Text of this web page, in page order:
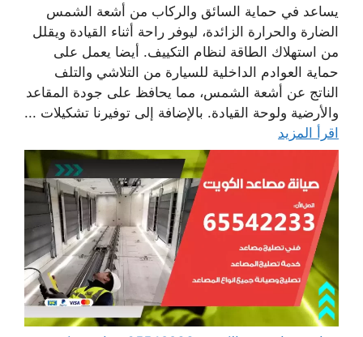
يساعد في حماية السائق والركاب من أشعة الشمس
الضارة والحرارة الزائدة، ليوفر راحة أثناء القيادة ويقلل
من استهلاك الطاقة لنظام التكييف. أيضا يعمل على
حماية العوادم الداخلية للسيارة من التلاشي والتلف
الناتج عن أشعة الشمس، مما يحافظ على جودة المقاعد
والأرضية ولوحة القيادة. بالإضافة إلى توفيرنا تشكيلات ...
اقرأ المزيد